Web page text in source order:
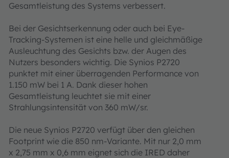
Gesamtleistung des Systems verbessert.
Bei der Gesichtserkennung oder auch bei Eye-
Tracking-Systemen ist eine helle und gleichmäßige
Ausleuchtung des Gesichts bzw. der Augen des
Nutzers besonders wichtig. Die Synios P2720
punktet mit einer überragenden Performance von
1.150 mW bei 1 A. Dank dieser hohen
Gesamtleistung leuchtet sie mit einer
Strahlungsintensität von 360 mW/sr.
Die neue Synios P2720 verfügt über den gleichen
Footprint wie die 850 nm-Variante. Mit nur 2,0 mm
x 2,75 mm x 0,6 mm eignet sich die IRED daher